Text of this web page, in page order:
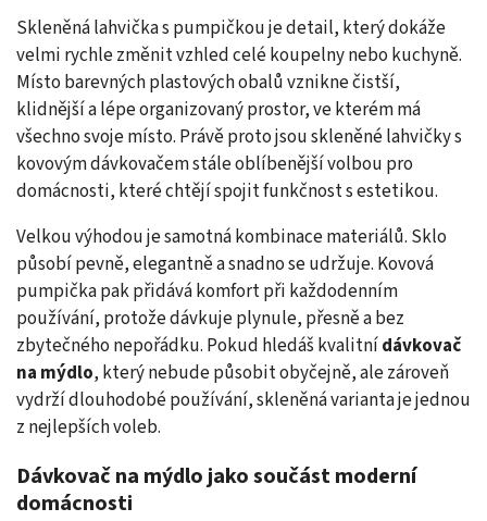
Skleněná lahvička s pumpičkou je detail, který dokáže
velmi rychle změnit vzhled celé koupelny nebo kuchyně.
Místo barevných plastových obalů vznikne čistší,
klidnější a lépe organizovaný prostor, ve kterém má
všechno svoje místo. Právě proto jsou skleněné lahvičky s
kovovým dávkovačem stále oblíbenější volbou pro
domácnosti, které chtějí spojit funkčnost s estetikou.
Velkou výhodou je samotná kombinace materiálů. Sklo
působí pevně, elegantně a snadno se udržuje. Kovová
pumpička pak přidává komfort při každodenním
používání, protože dávkuje plynule, přesně a bez
zbytečného nepořádku. Pokud hledáš kvalitnídávkovač
na mýdlo, který nebude působit obyčejně, ale zároveň
vydrží dlouhodobé používání, skleněná varianta je jednou
z nejlepších voleb.
Dávkovač na mýdlo jako součást moderní
domácnosti